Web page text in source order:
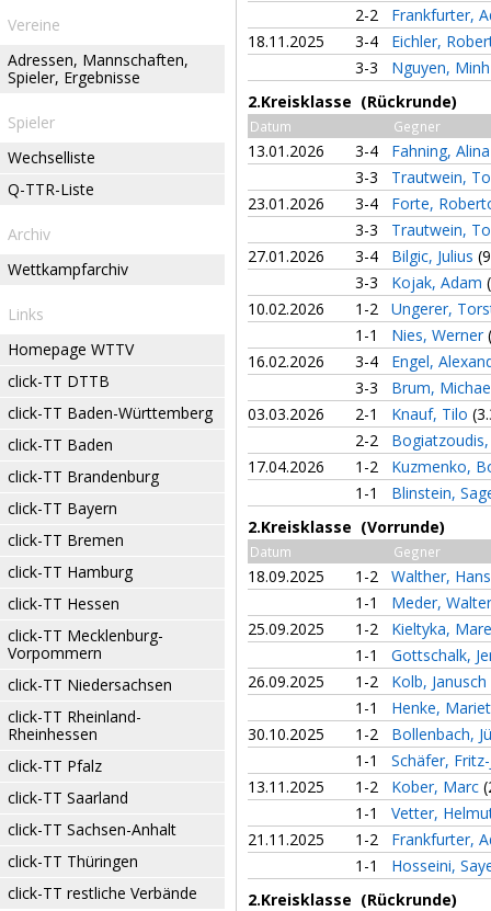
Vereine
Adressen, Mannschaften,
Spieler, Ergebnisse
Spieler
Wechselliste
Q-TTR-Liste
Archiv
Wettkampfarchiv
Links
Homepage WTTV
click-TT DTTB
click-TT Baden-Württemberg
click-TT Baden
click-TT Brandenburg
click-TT Bayern
click-TT Bremen
click-TT Hamburg
click-TT Hessen
click-TT Mecklenburg-
Vorpommern
click-TT Niedersachsen
click-TT Rheinland-
Rheinhessen
click-TT Pfalz
click-TT Saarland
click-TT Sachsen-Anhalt
click-TT Thüringen
click-TT restliche Verbände
2-2
Frankfurter,
18.11.2025
3-4
Eichler,
3-3
Nguyen,
2.Kreisklasse (Rückrunde)
Datum Gegner
13.01.2026 3-4
Fahning,
3-3
Trautwein,
23.01.2026
3-4
Forte,
3-3
Trautwein,
27.01.2026
3-4 Bilgic, Julius
3-3
Kojak, Adam
10.02.2026
1-2
Ungerer,
1-1
Nies, Werner
16.02.2026
3-4
Engel,
3-3
Brum,
03.03.2026
2-1 Knauf, Tilo
2-2
17.04.2026
1-2
Kuzmenko,
1-1
Blinstein,
2.Kreisklasse (Vorrunde)
Datum Gegner
18.09.2025 1-2
Walther,
1-1
Meder,
25.09.2025
1-2
Kieltyka,
1-1
Gottschalk,
26.09.2025
1-2
Kolb, Janusch
1-1
Henke,
30.10.2025
1-2
Bollenbach,
1-1
Schäfer,
13.11.2025
1-2 Kober, Marc
1-1
Vetter,
21.11.2025
1-2
Frankfurter,
1-1
Hosseini,
2.Kreisklasse (Rückrunde)